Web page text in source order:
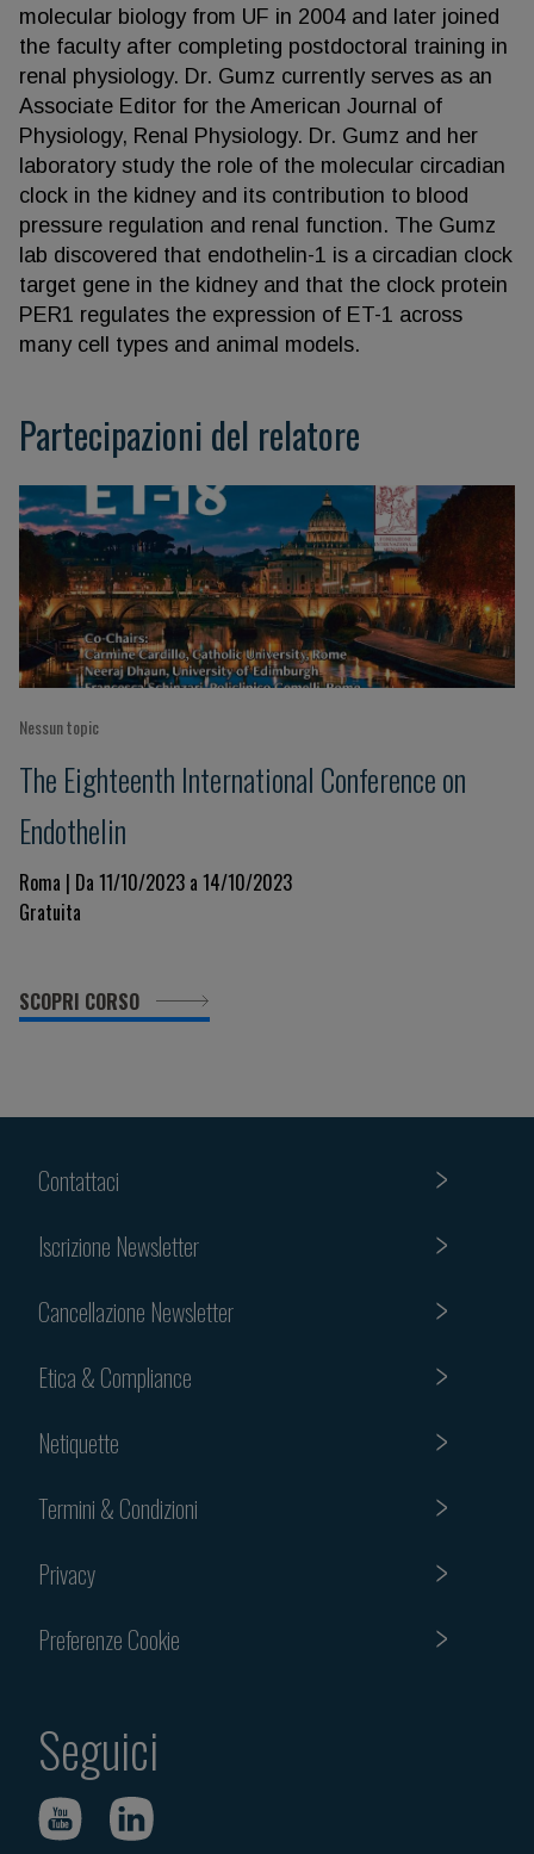
molecular biology from UF in 2004 and later joined
the faculty after completing postdoctoral training in
renal physiology. Dr. Gumz currently serves as an
Associate Editor for the American Journal of
Physiology, Renal Physiology. Dr. Gumz and her
laboratory study the role of the molecular circadian
clock in the kidney and its contribution to blood
pressure regulation and renal function. The Gumz
lab discovered that endothelin-1 is a circadian clock
target gene in the kidney and that the clock protein
PER1 regulates the expression of ET-1 across
many cell types and animal models.
Partecipazioni del relatore
Nessun topic
The Eighteenth International Conference on
Endothelin
Roma | Da 11/10/2023 a 14/10/2023
Gratuita
SCOPRI CORSO
Contattaci
Iscrizione Newsletter
Cancellazione Newsletter
Etica & Compliance
Netiquette
Termini & Condizioni
Privacy
Preferenze Cookie
Seguici